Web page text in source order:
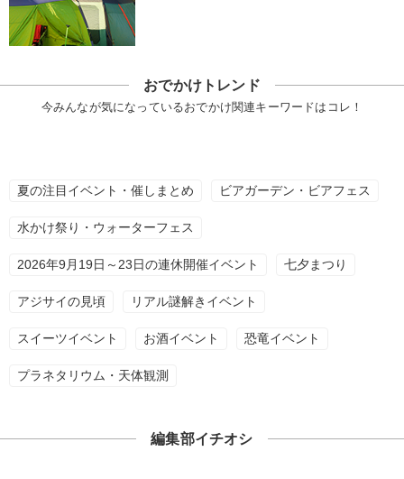
おでかけトレンド
今みんなが気になっているおでかけ関連キーワードはコレ！
夏の注目イベント・催しまとめ ビアガーデン・ビアフェス
水かけ祭り・ウォーターフェス
2026年9月19日～23日の連休開催イベント 七夕まつり
アジサイの見頃 リアル謎解きイベント
スイーツイベント お酒イベント 恐竜イベント
プラネタリウム・天体観測
編集部イチオシ